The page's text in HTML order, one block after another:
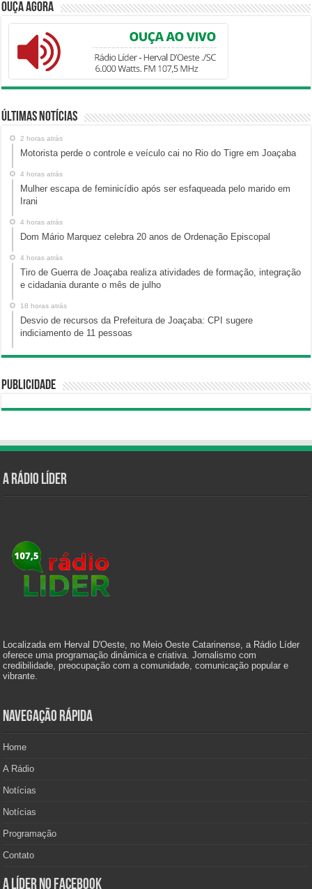
Ouça Agora
Últimas Notícias
2 horas atrás
Motorista perde o controle e veículo cai no Rio do Tigre em Joaçaba
4 horas atrás
Mulher escapa de feminicídio após ser esfaqueada pelo marido em
Irani
4 horas atrás
Dom Mário Marquez celebra 20 anos de Ordenação Episcopal
4 horas atrás
Tiro de Guerra de Joaçaba realiza atividades de formação, integração
e cidadania durante o mês de julho
18 horas atrás
Desvio de recursos da Prefeitura de Joaçaba: CPI sugere
indiciamento de 11 pessoas
Publicidade
A Rádio Líder
Localizada em Herval D'Oeste, no Meio Oeste Catarinense, a Rádio Líder
oferece uma programação dinâmica e criativa. Jornalismo com
credibilidade, preocupação com a comunidade, comunicação popular e
vibrante.
Navegação Rápida
Home
A Rádio
Notícias
Notícias
Programação
Contato
A Líder no Facebook